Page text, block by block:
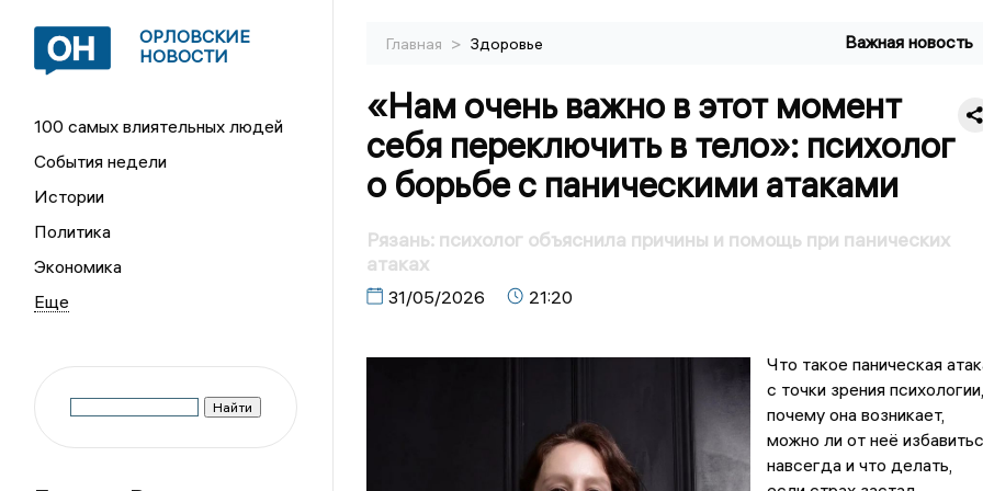
ОРЛОВСКИЕ
НОВОСТИ
100 самых влиятельных людей
События недели
Истории
Политика
Экономика
Главная > Здоровье Важная новость
«Нам очень важно в этот момент
себя переключить в тело»: психолог
о борьбе с паническими атаками
Рязань: психолог объяснила причины и помощь при панических
атаках
31/05/2026 21:20
Что такое паническая
с точки зрения психологии,
почему она возникает,
можно ли от неё
навсегда и что делать,